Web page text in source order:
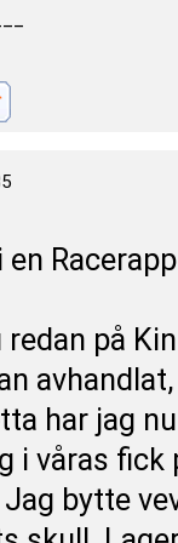
en
redan på
har jag
i våras fick
bytte